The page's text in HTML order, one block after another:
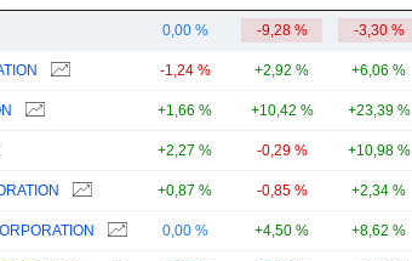
0,00 % -9,28 % -3,30 %
-1,24 % +2,92 % +6,06 %
+1,66 % +10,42 % +23,39 %
+2,27 % -0,29 % +10,98 %
+0,87 % -0,85 % +2,34 %
0,00 % +4,50 % +8,62 %